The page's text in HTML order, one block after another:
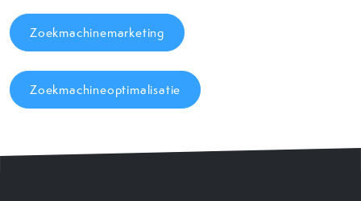
Zoekmachinemarketing
Zoekmachineoptimalisatie